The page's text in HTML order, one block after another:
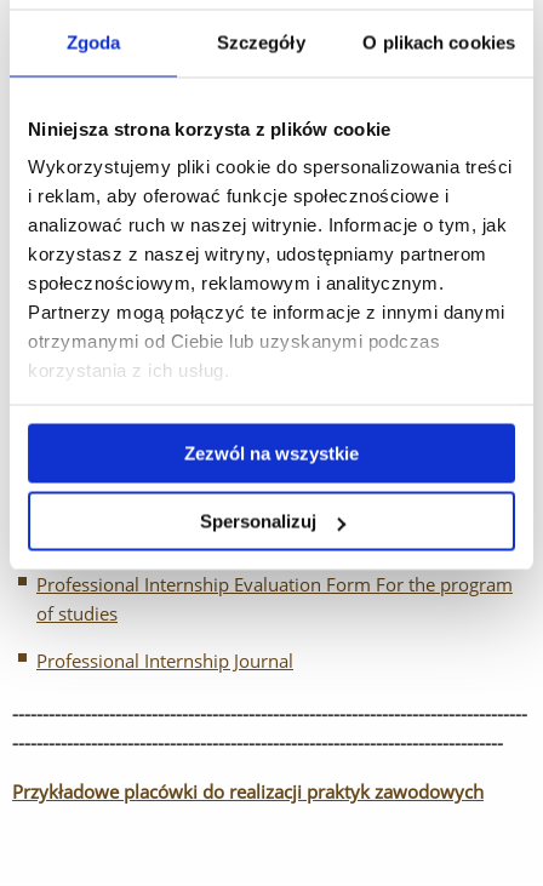
Zgoda Szczegóły O plikach cookies
Niniejsza strona korzysta z plików cookie
Wykorzystujemy pliki cookie do spersonalizowania treści
i reklam, aby oferować funkcje społecznościowe i
analizować ruch w naszej witrynie. Informacje o tym, jak
korzystasz z naszej witryny, udostępniamy partnerom
społecznościowym, reklamowym i analitycznym.
Partnerzy mogą połączyć te informacje z innymi danymi
otrzymanymi od Ciebie lub uzyskanymi podczas
korzystania z ich usług.
Zezwól na wszystkie
Spersonalizuj
Sylabus praktyk zawodowych
Porozumienie dotyczące organizacji praktyk zawodowych
-------------------------------------------------------------------------------------
---------------------------------------------------------------------------------
Dokumentacja dotycząca praktyk - wersja angielska
(Internship documentation in English)
Detailed Guidelines for the Organisation And
Implementation
Regulation on the Organisation and Conduct of
by the Faculty of Natural Sciences
Declaration by the Institution about the Possibility of Work
Declaration of Accident Insurance
Professional Internship Evaluation Form For the program
of studies
Professional Internship Journal
-------------------------------------------------------------------------------------
---------------------------------------------------------------------------------
Przykładowe placówki do realizacji praktyk zawodowych